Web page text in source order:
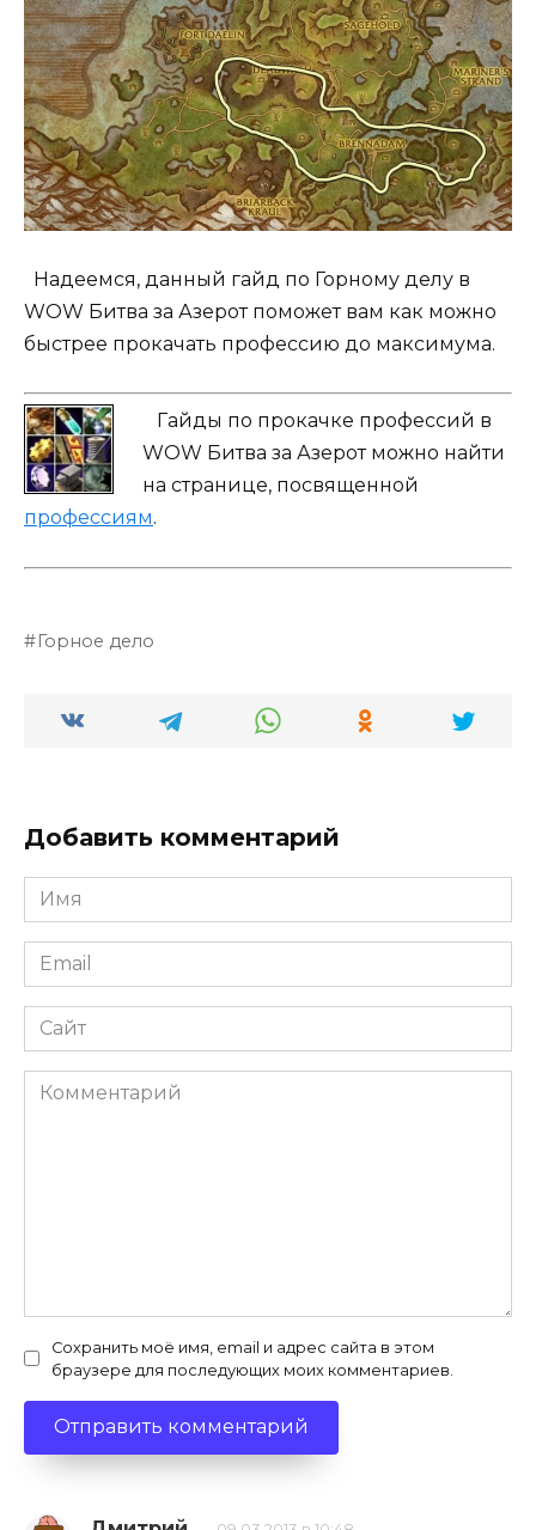
Надеемся, данный гайд по Горному делу в
WOW Битва за Азерот поможет вам как можно
быстрее прокачать профессию до максимума.
Гайды по прокачке профессий в
WOW Битва за Азерот можно найти
на странице, посвященной
профессиям.
Горное дело
Добавить комментарий
Имя
*
Email
*
Сайт
Комментарий
Сохранить моё имя, email и адрес сайта в этом
браузере для последующих моих комментариев.